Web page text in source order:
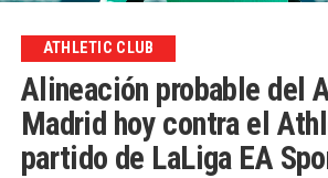
ATHLETIC CLUB
Alineación probable del
Madrid hoy contra el
partido de LaLiga EA